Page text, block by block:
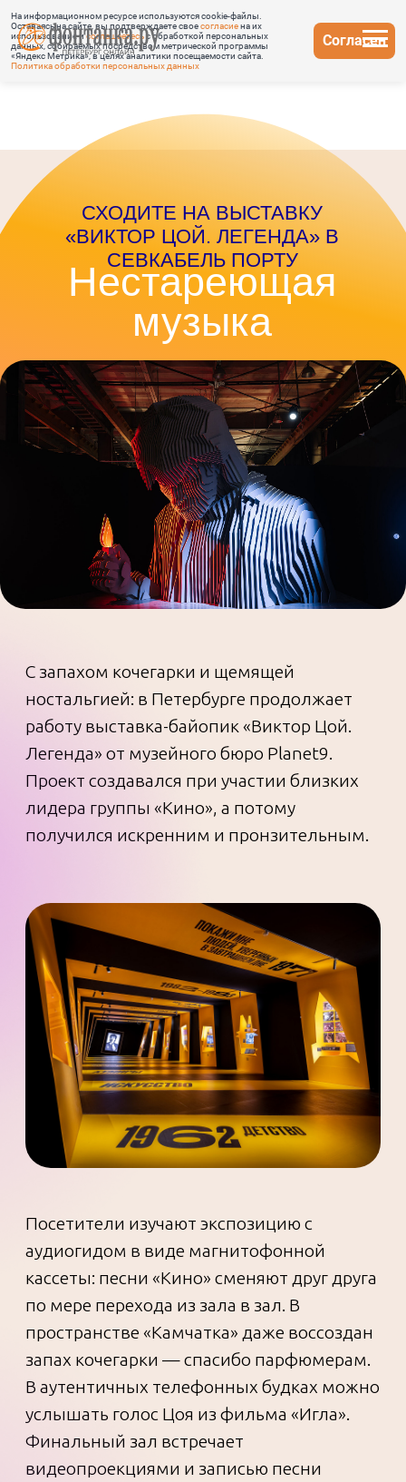
На информационном ресурсе используются cookie-файлы.
Оставаясь на сайте, вы подтверждаете своесогласиена их
использование исоглашаетесьс обработкой персональных
данных, собираемых посредством метрической программы
«Яндекс Метрика», в целях аналитики посещаемости сайта.
Политика обработки персональных данных
Согласен
Нестареющая
музыка
СХОДИТЕ НА ВЫСТАВКУ
«ВИКТОР ЦОЙ. ЛЕГЕНДА» В
С запахом кочегарки и щемящей
ностальгией: в Петербурге продолжает
работу выставка-байопик «Виктор Цой.
Легенда» от музейного бюро Planet9.
Проект создавался при участии близких
лидера группы «Кино», а потому
получился искренним и пронзительным.
кассеты: песни «Кино» сменяют друг друга
по мере перехода из зала в зал. В
пространстве «Камчатка» даже воссоздан
запах кочегарки — спасибо парфюмерам.
В аутентичных телефонных будках можно
услышать голос Цоя из фильма «Игла».
Финальный зал встречает
видеопроекциями и записью песни
«Последний герой» со стадионного
концерта группы «Кино».
На выставке представлено более 300
подлинных предметов: гитары,
черновики, письма, фотографии,
сценические костюмы, записная книжка.
Есть даже удочка — с ней музыкант
отправился на последнюю рыбалку в